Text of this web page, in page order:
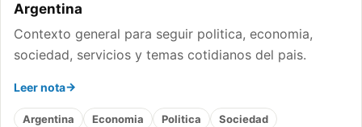
Argentina
Contexto general para seguir politica, economia,
sociedad, servicios y temas cotidianos del pais.
Leer nota
Argentina Economia Politica Sociedad